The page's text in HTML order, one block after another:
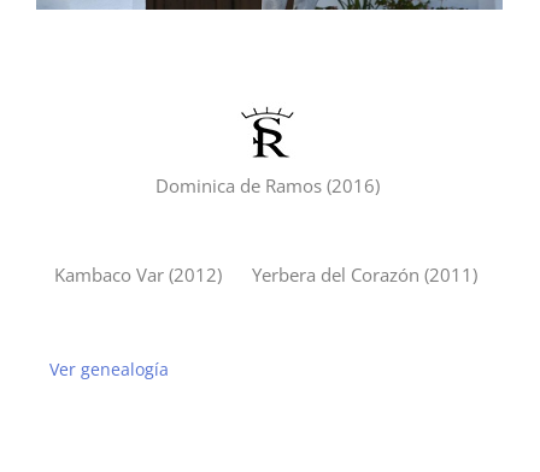
Dominica de Ramos (2016)
Kambaco Var (2012) Yerbera del Corazón (2011)
Ver genealogía